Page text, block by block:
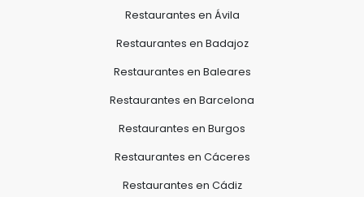
Restaurantes en Ávila
Restaurantes en Badajoz
Restaurantes en Baleares
Restaurantes en Barcelona
Restaurantes en Burgos
Restaurantes en Cáceres
Restaurantes en Cádiz